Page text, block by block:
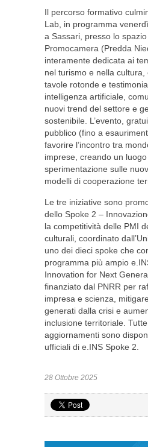
Il percorso formativo
Lab, in programma
a Sassari, presso lo
Promocamera (Predda
interamente dedicata ai
nel turismo e nella cultura,
tavole rotonde e
intelligenza artificiale,
nuovi trend del settore e
sostenibile. L’evento,
pubblico (fino a
favorire l’incontro tra
imprese, creando un
sperimentazione sulle
modelli di cooperazione
Le tre iniziative sono
dello Spoke 2 –
la competitività delle PMI
culturali, coordinato
uno dei dieci spoke che
programma più ampio
Innovation for Next
finanziato dal PNRR per
impresa e scienza,
generati dalla crisi e
inclusione territoriale.
aggiornamenti sono
ufficiali di e.INS Spoke 2.
28 Ottobre 2025